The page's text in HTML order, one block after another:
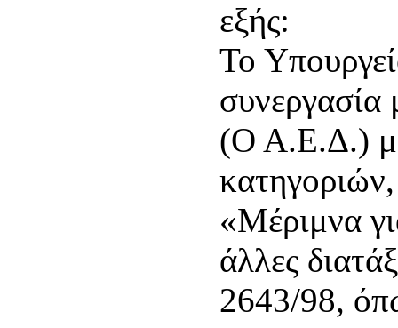
εξής:
Το
(Ο Α.Ε.Δ.)
«Μέριμνα
άλλες
2643/98,